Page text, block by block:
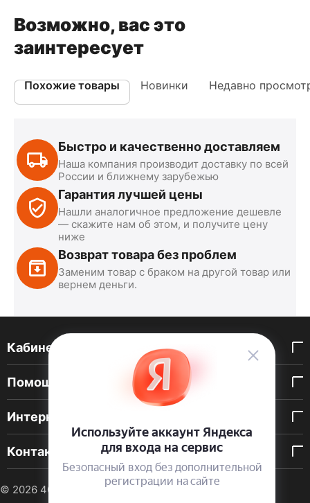
Возможно, вас это
заинтересует
Похожие товары Новинки Недавно
Быстро и качественно доставляем
Наша компания производит доставку по всей
России и ближнему зарубежью
Гарантия лучшей цены
Нашли аналогичное предложение дешевле
— скажите нам об этом, и получите цену
ниже
Возврат товара без проблем
Заменим товар с браком на другой товар или
вернем деньги.
Кабинет покупателя
Помощь покупателю
Интернет-магазин
Контакты
© 2026 40 DEN. Интернет-магазин